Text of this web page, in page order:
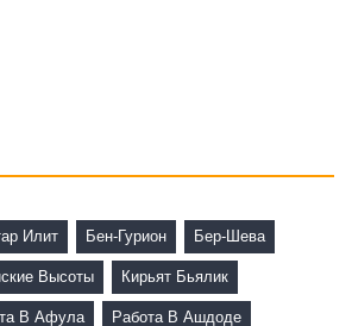
Илит Бен-Гурион Бер-Шева
Высоты Кирьят Бьялик
В Афула Работа В Ашдоде